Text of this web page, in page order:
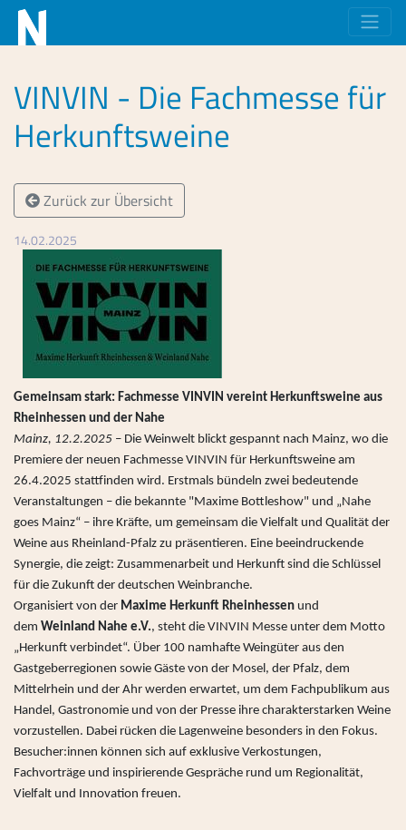
VINVIN - Die Fachmesse für
Herkunftsweine
Zurück zur Übersicht
14.02.2025
Gemeinsam stark: Fachmesse VINVIN vereint Herkunftsweine aus
Rheinhessen und der Nahe
Mainz, 12.2.2025 – Die Weinwelt blickt gespannt nach Mainz, wo die
Premiere der neuen Fachmesse VINVIN für Herkunftsweine am
26.4.2025 stattfinden wird. Erstmals bündeln zwei bedeutende
Veranstaltungen – die bekannte "Maxime Bottleshow" und „Nahe
goes Mainz“ – ihre Kräfte, um gemeinsam die Vielfalt und Qualität der
Weine aus Rheinland-Pfalz zu präsentieren. Eine beeindruckende
Synergie, die zeigt: Zusammenarbeit und Herkunft sind die Schlüssel
für die Zukunft der deutschen Weinbranche.
Organisiert von der Maxime Herkunft Rheinhessen und
dem Weinland Nahe e.V., steht die VINVIN Messe unter dem Motto
„Herkunft verbindet“. Über 100 namhafte Weingüter aus den
Gastgeberregionen sowie Gäste von der Mosel, der Pfalz, dem
Mittelrhein und der Ahr werden erwartet, um dem Fachpublikum aus
Handel, Gastronomie und von der Presse ihre charakterstarken Weine
vorzustellen. Dabei rücken die Lagenweine besonders in den Fokus.
Besucher:innen können sich auf exklusive Verkostungen,
Fachvorträge und inspirierende Gespräche rund um Regionalität,
Vielfalt und Innovation freuen.